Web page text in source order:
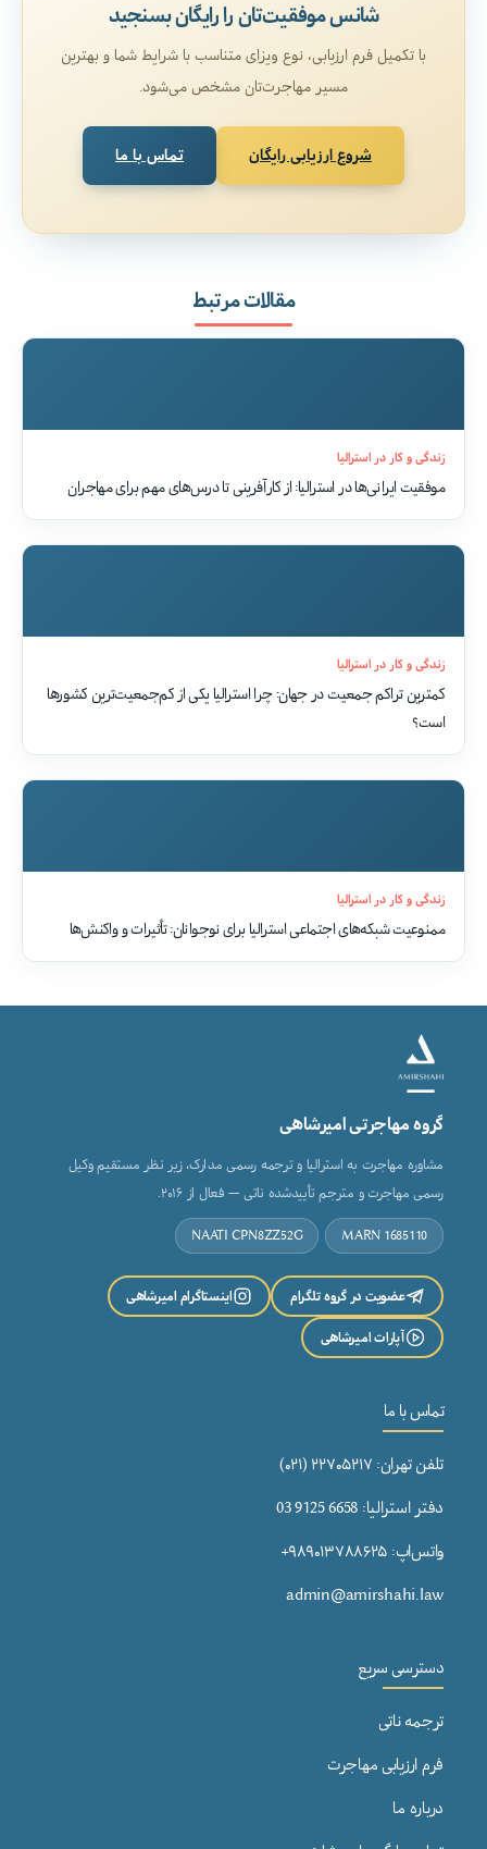
شانس موفقیت‌تان را رایگان بسنجید
با تکمیل فرم ارزیابی، نوع ویزای متناسب با شرایط شما و بهترین
مسیر مهاجرت‌تان مشخص می‌شود.
شروع ارزیابی رایگان تماس با ما
مقالات مرتبط
زندگی و کار در استرالیا
موفقیت‌ ایرانی‌ها در استرالیا: از کارآفرینی تا درس‌های مهم برای مهاجران
زندگی و کار در استرالیا
کمترین تراکم جمعیت در جهان: چرا استرالیا یکی از کم‌جمعیت‌ترین کشورها
است؟
زندگی و کار در استرالیا
ممنوعیت شبکه‌های اجتماعی استرالیا برای نوجوانان: تأثیرات و واکنش‌ها
گروه مهاجرتی امیرشاهی
مشاوره مهاجرت به استرالیا و ترجمه رسمی مدارک، زیر نظر مستقیم وکیل
رسمی مهاجرت و مترجم تأییدشده ناتی — فعال از ۲۰۱۶.
MARN 1685110
NAATI CPN8ZZ52G
عضویت در گروه تلگرام اینستاگرام امیرشاهی
آپارات امیرشاهی
تماس با ما
تلفن تهران: ۲۲۷۰۵۲۱۷ (۰۲۱)
دفتر استرالیا: 6658 9125 03
واتس‌اپ: ۹۸۹۰۱۳۷۸۸۶۲۵+
admin@amirshahi.law
دسترسی سریع
ترجمه ناتی
فرم ارزیابی مهاجرت
درباره ما